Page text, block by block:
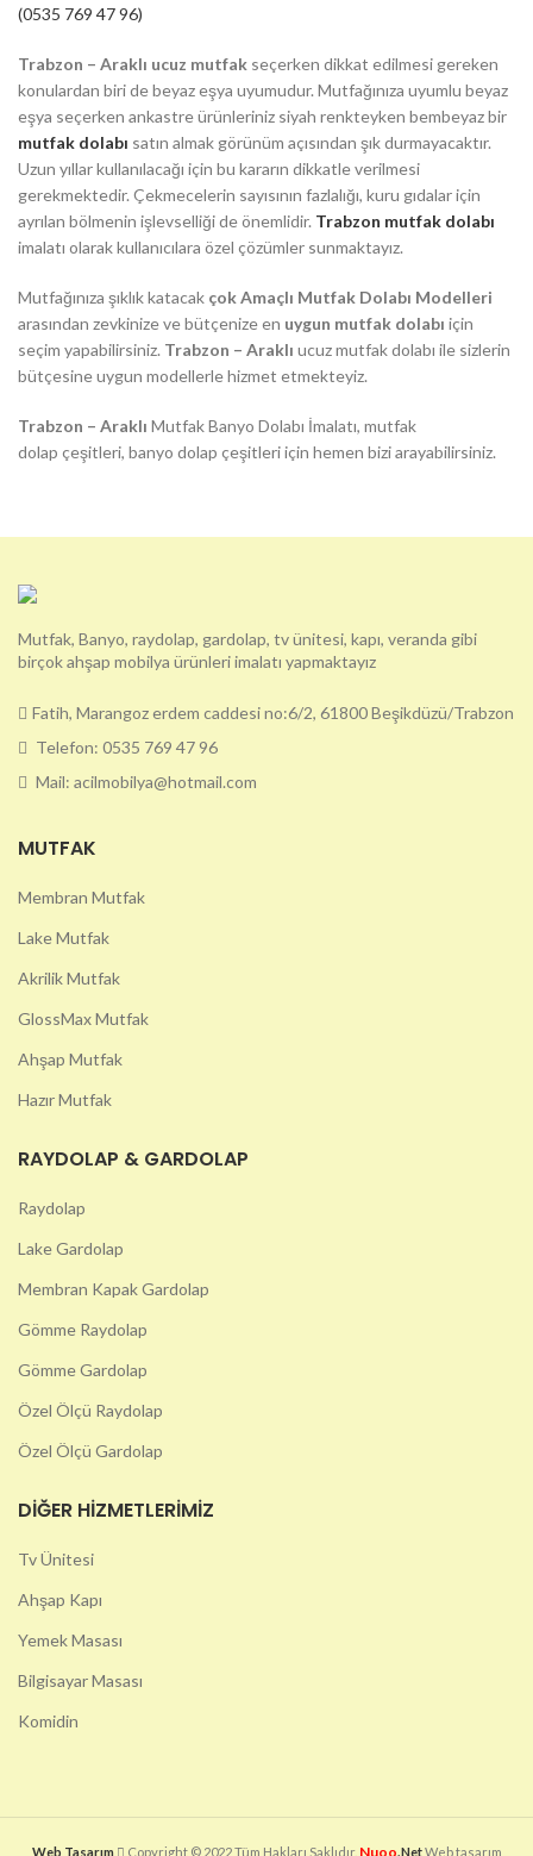
(0535 769 47 96)
Trabzon – Araklı ucuz mutfak seçerken dikkat edilmesi gereken
konulardan biri de beyaz eşya uyumudur. Mutfağınıza uyumlu beyaz
eşya seçerken ankastre ürünleriniz siyah renkteyken bembeyaz bir
mutfak dolabı satın almak görünüm açısından şık durmayacaktır.
Uzun yıllar kullanılacağı için bu kararın dikkatle verilmesi
gerekmektedir. Çekmecelerin sayısının fazlalığı, kuru gıdalar için
ayrılan bölmenin işlevselliği de önemlidir. Trabzon mutfak dolabı
imalatı olarak kullanıcılara özel çözümler sunmaktayız.
Mutfağınıza şıklık katacak çok Amaçlı Mutfak Dolabı Modelleri
arasından zevkinize ve bütçenize en uygun mutfak dolabı için
seçim yapabilirsiniz. Trabzon – Araklı ucuz mutfak dolabı ile sizlerin
bütçesine uygun modellerle hizmet etmekteyiz.
Trabzon – Araklı Mutfak Banyo Dolabı İmalatı, mutfak
dolap çeşitleri, banyo dolap çeşitleri için hemen bizi arayabilirsiniz.
Mutfak, Banyo, raydolap, gardolap, tv ünitesi, kapı, veranda gibi
birçok ahşap mobilya ürünleri imalatı yapmaktayız
Fatih, Marangoz erdem caddesi no:6/2, 61800 Beşikdüzü/Trabzon
Telefon: 0535 769 47 96
Mail: acilmobilya@hotmail.com
MUTFAK
Membran Mutfak
Lake Mutfak
Akrilik Mutfak
GlossMax Mutfak
Ahşap Mutfak
Hazır Mutfak
RAYDOLAP & GARDOLAP
Raydolap
Lake Gardolap
Membran Kapak Gardolap
Gömme Raydolap
Gömme Gardolap
Özel Ölçü Raydolap
Özel Ölçü Gardolap
DIĞER HIZMETLERIMIZ
Tv Ünitesi
Ahşap Kapı
Yemek Masası
Bilgisayar Masası
Komidin
Web Tasarım Copyright © 2022 Tüm Hakları Saklıdır. Nuoo.NetWeb tasarım